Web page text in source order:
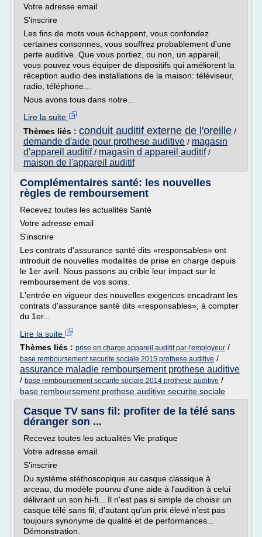
Votre adresse email
S'inscrire
Les fins de mots vous échappent, vous confondez
certaines consonnes, vous souffrez probablement d'une
perte auditive. Que vous portiez, ou non, un appareil,
vous pouvez vous équiper de dispositifs qui améliorent la
réception audio des installations de la maison: téléviseur,
radio, téléphone...
Nous avons tous dans notre...
Lire la suite
Thèmes liés : conduit auditif externe de l'oreille /
demande d'aide pour prothese auditive / magasin
d'appareil auditif/ magasin d appareil auditif/
maison de l'appareil auditif
Complémentaires santé: les nouvelles
règles de remboursement
Recevez toutes les actualités Santé
Votre adresse email
S'inscrire
Les contrats d'assurance santé dits «responsables» ont
introduit de nouvelles modalités de prise en charge depuis
le 1er avril. Nous passons au crible leur impact sur le
remboursement de vos soins.
L'entrée en vigueur des nouvelles exigences encadrant les
contrats d'assurance santé dits «responsables», à compter
du 1er...
Lire la suite
Thèmes liés : prise en charge appareil auditif par l'employeur /
base remboursement securite sociale 2015 prothese auditive /
assurance maladie remboursement prothese auditive
/ base remboursement securite sociale 2014 prothese auditive /
base remboursement prothese auditive securite sociale
Casque TV sans fil: profiter de la télé sans
déranger son ...
Recevez toutes les actualités Vie pratique
Votre adresse email
S'inscrire
Du système stéthoscopique au casque classique à
arceau, du modèle pourvu d'une aide à l'audition à celui
délivrant un son hi-fi... Il n'est pas si simple de choisir un
casque télé sans fil, d'autant qu'un prix élevé n'est pas
toujours synonyme de qualité et de performances...
Démonstration.